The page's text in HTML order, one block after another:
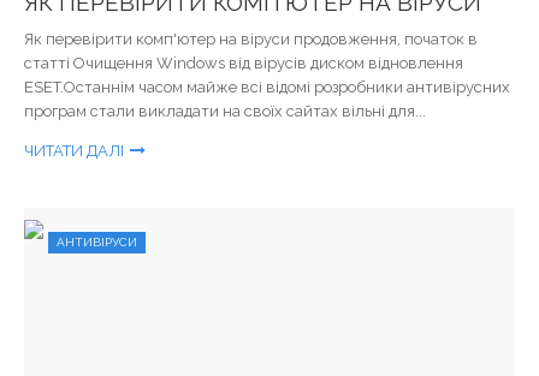
Як перевірити комп'ютер на віруси продовження, початок в
статті Очищення Windows від вірусів диском відновлення
ESET.Останнім часом майже всі відомі розробники антивірусних
програм стали викладати на своїх сайтах вільні для...
ЧИТАТИ ДАЛІ
АНТИВІРУСИ